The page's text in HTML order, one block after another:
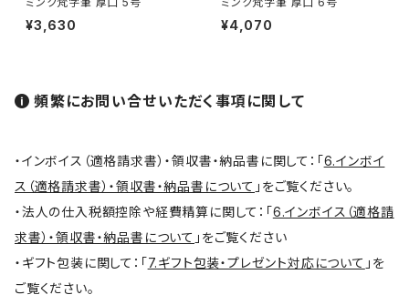
平筆 / Hirafude (flat brush)
¥3,630 ¥4,070
頻繁にお問い合せいただく事項に関して
・インボイス（適格請求書）・領収書・納品書に関して：「6.インボイ
ス（適格請求書）・領収書・納品書について 」をご覧ください。
・法人の仕入税額控除や経費精算に関して：「6.インボイス（適格請
求書）・領収書・納品書について 」をご覧ください
・ギフト包装に関して：「7.ギフト包装・プレゼント対応について 」を
ご覧ください。